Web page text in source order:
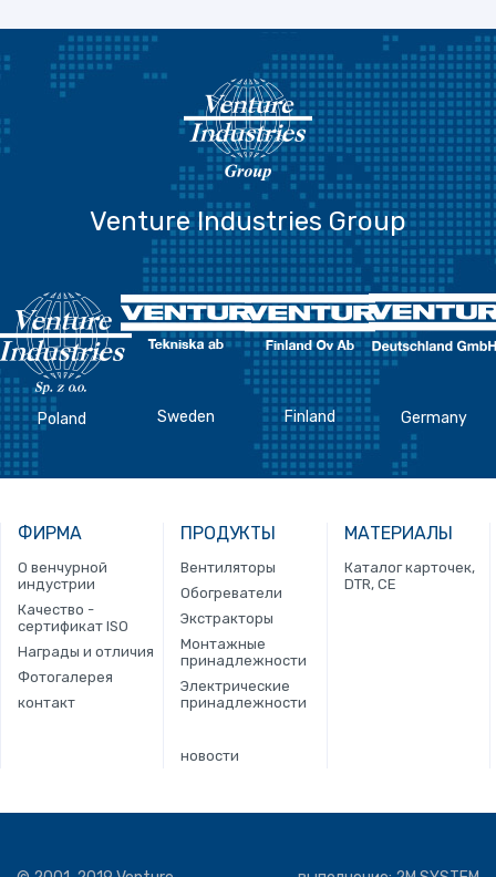
Venture Industries Group
Poland Sweden Finland Germany
ФИРМА
О венчурной
индустрии
Качество -
сертификат ISO
Награды и отличия
Фотогалерея
контакт
ПРОДУКТЫ
Вентиляторы
Обогреватели
Экстракторы
Монтажные
принадлежности
Электрические
принадлежности
новости
МАТЕРИАЛЫ
Каталог карточек,
DTR, CE